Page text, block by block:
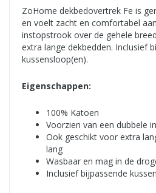
ZoHome dekbedovertrek Fe is
en voelt zacht en comfortabel
instopstrook over de gehele
extra lange dekbedden. Inclusief
kussensloop(en).
Eigenschappen:
100% Katoen
Voorzien van een dubbele
Ook geschikt voor extra
lang
Wasbaar en mag in de
Inclusief bijpassende